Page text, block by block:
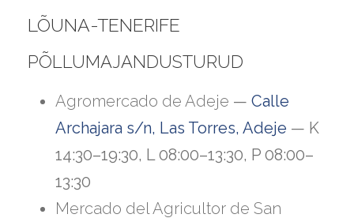
LÕUNA-TENERIFE
PÕLLUMAJANDUSTURUD
Agromercado de Adeje — Calle
Archajara s/n, Las Torres, Adeje — K
14:30–19:30, L 08:00–13:30, P 08:00–
13:30
Mercado del Agricultor de San